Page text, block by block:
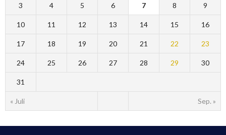
« Juli Sep. »
3 4 5 6 7 8 9
10 11 12 13 14 15 16
17 18 19 20 21 22 23
24 25 26 27 28 29 30
31